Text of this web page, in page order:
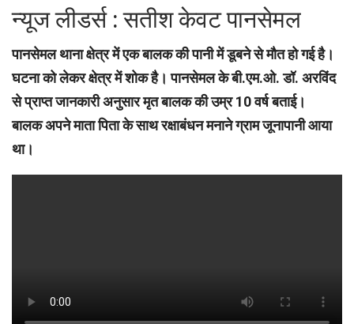
न्यूज लीडर्स : सतीश केवट पानसेमल
पानसेमल थाना क्षेत्र में एक बालक की पानी में डूबने से मौत हो गई है।
घटना को लेकर क्षेत्र में शोक है। पानसेमल के बी.एम.ओ. डॉ. अरविंद
से प्राप्त जानकारी अनुसार मृत बालक की उम्र 10 वर्ष बताई।
बालक अपने माता पिता के साथ रक्षाबंधन मनाने ग्राम जूनापानी आया
था।